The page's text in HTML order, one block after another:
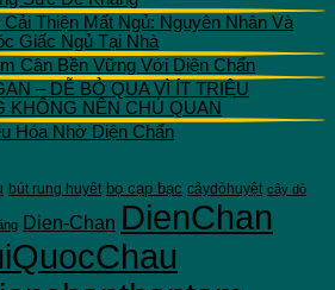
Thiện Mất Ngủ: Nguyên Nhân Và
Giấc Ngủ Tại Nhà
Cân Bền Vững Với Diện Chẩn
– DỄ BỎ QUA VÌ ÍT TRIỆU
KHÔNG NÊN CHỦ QUAN
Hóa Nhờ Diện Chẩn
bút rung huyêt bọ cạp bạc câydòhuyệt cây dò
Dien-Chan DienChan